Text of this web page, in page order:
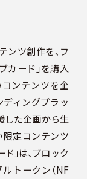
ンツ創作を、フ
カード」を購入
ンテンツを企
ディングプラッ
した企画から生
定コンテンツ
」は、ブロック
トークン（NF